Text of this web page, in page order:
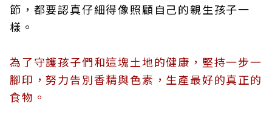
節，都要認真仔細得像照顧自己的親生孩子一
樣。
為了守護孩子們和這塊土地的健康，堅持一步一
腳印，努力告別香精與色素，生產最好的真正的
食物。